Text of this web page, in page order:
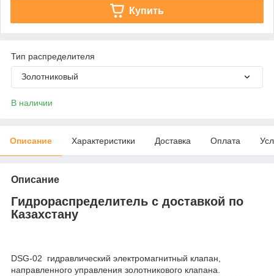
Купить
Тип распределителя
Золотниковый
В наличии
Описание Характеристики Доставка Оплата
Описание
Гидрораспределитель с доставкой по
Казахстану
DSG-02 гидравлический электромагнитный клапан,
направленного управления золотникового клапана.